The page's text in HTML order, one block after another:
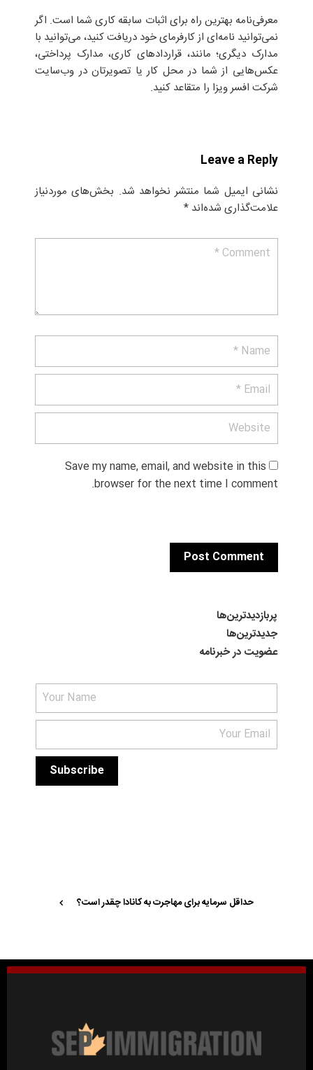
معرفی‌نامه بهترین راه برای اثبات سابقه کاری شما است. اگر
نمی‌توانید نامه‌ای از کارفرمای خود دریافت کنید، می‌توانید با
مدارک دیگری؛ مانند، قراردادهای کاری، مدارک پرداختی،
عکس‌هایی از شما در محل کار یا تصویرتان در وب‌سایت
شرکت افسر ویزا را متقاعد کنید.
Leave a Reply
نشانی ایمیل شما منتشر نخواهد شد. بخش‌های موردنیاز
علامت‌گذاری شده‌اند *
Save my name, email, and website in this
browser for the next time I comment.
پربازدیدترین‌ها
جدیدترین‌ها
عضویت در خبرنامه
حداقل سرمایه برای مهاجرت به کانادا چقدر است؟